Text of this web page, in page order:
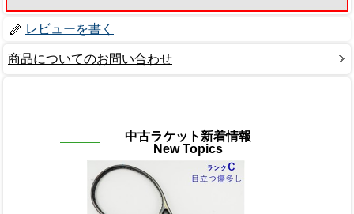
レビューを書く
商品についてのお問い合わせ
中古ラケット新着情報
New Topics